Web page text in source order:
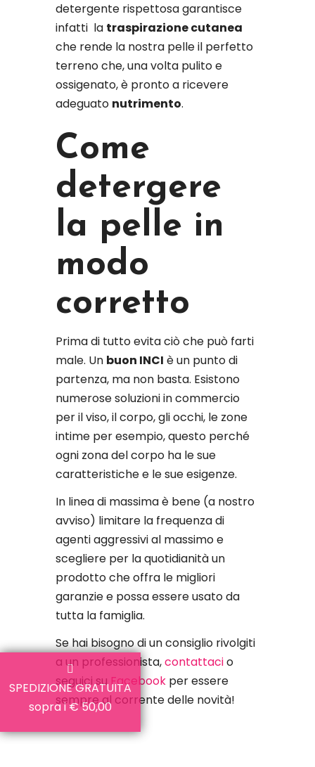
detergente rispettosa garantisce
infatti la traspirazione cutanea
che rende la nostra pelle il perfetto
terreno che, una volta pulito e
ossigenato, è pronto a ricevere
adeguato nutrimento.
Come
detergere
la pelle in
modo
corretto
Prima di tutto evita ciò che può farti
male. Un buon INCI è un punto di
partenza, ma non basta. Esistono
numerose soluzioni in commercio
per il viso, il corpo, gli occhi, le zone
intime per esempio, questo perché
ogni zona del corpo ha le sue
caratteristiche e le sue esigenze.
In linea di massima è bene (a nostro
avviso) limitare la frequenza di
agenti aggressivi al massimo e
scegliere per la quotidianità un
prodotto che offra le migliori
garanzie e possa essere usato da
tutta la famiglia.
Se hai bisogno di un consiglio rivolgiti
a un professionista,contattacio
seguici suFacebook per essere
sempre al corrente delle novità!
SPEDIZIONE GRATUITA
sopra i € 50,00